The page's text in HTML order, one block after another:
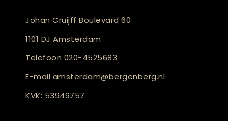
Johan Cruijff Boulevard 60
1101 DJ Amsterdam
Telefoon 020-4525683
E-mail amsterdam@bergenberg.nl
KVK: 53949757